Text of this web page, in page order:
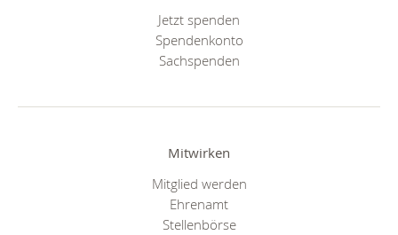
Jetzt spenden
Spendenkonto
Sachspenden
Mitwirken
Mitglied werden
Ehrenamt
Stellenbörse